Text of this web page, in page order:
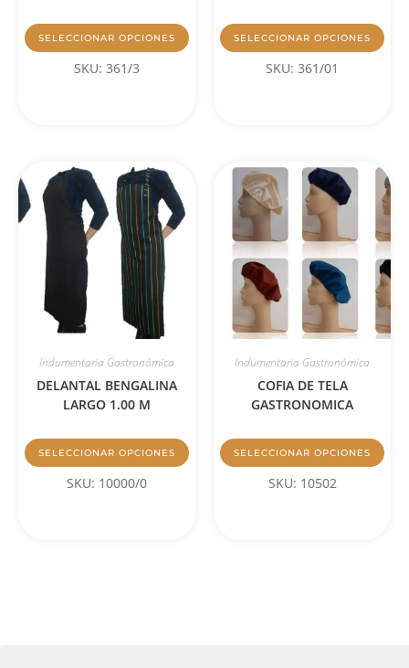
SELECCIONAR OPCIONES
SKU: 361/3
SELECCIONAR OPCIONES
SKU: 361/01
Indumentaria Gastronómica
DELANTAL BENGALINA
LARGO 1.00 M
SELECCIONAR OPCIONES
SKU: 10000/0
Indumentaria Gastronómica
COFIA DE TELA
GASTRONOMICA
SELECCIONAR OPCIONES
SKU: 10502